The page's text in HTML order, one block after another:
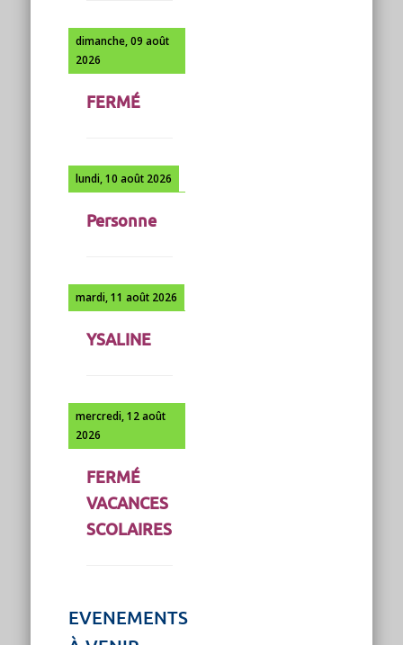
dimanche, 09 août
2026
FERMÉ
lundi, 10 août 2026
Personne
mardi, 11 août 2026
YSALINE
mercredi, 12 août
2026
FERMÉ
VACANCES
SCOLAIRES
EVENEMENTS